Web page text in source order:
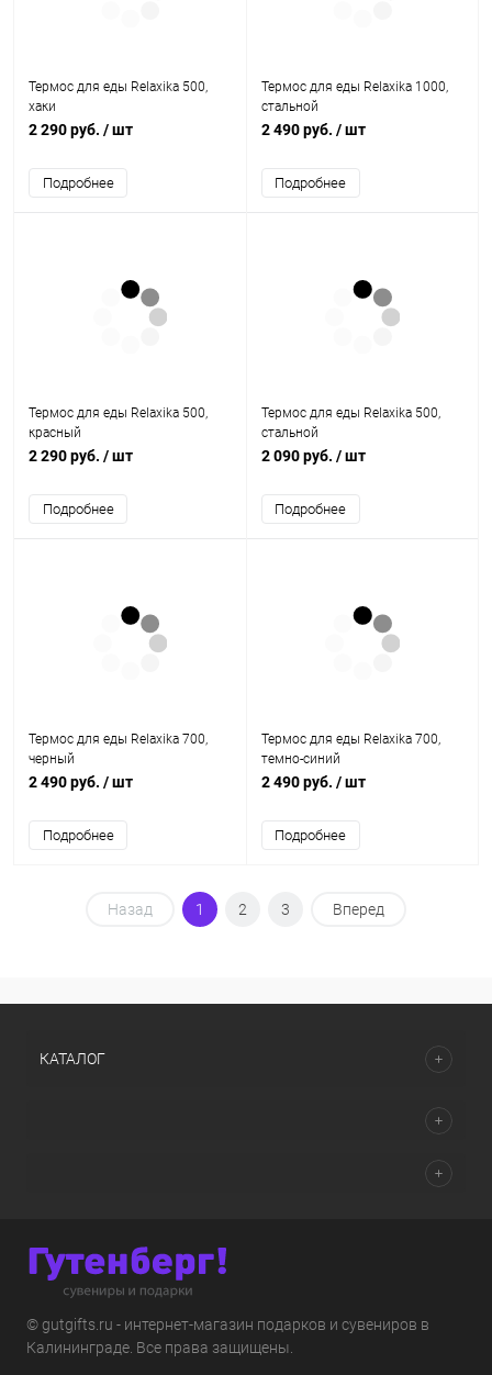
Термос для еды Relaxika 500,
хаки
2 290 руб. / шт
Подробнее
Термос для еды Relaxika 1000,
стальной
2 490 руб. / шт
Подробнее
Термос для еды Relaxika 500,
красный
2 290 руб. / шт
Подробнее
Термос для еды Relaxika 500,
стальной
2 090 руб. / шт
Подробнее
Термос для еды Relaxika 700,
черный
2 490 руб. / шт
Подробнее
Термос для еды Relaxika 700,
темно-синий
2 490 руб. / шт
Подробнее
Назад 1 2 3 Вперед
КАТАЛОГ
© gutgifts.ru - интернет-магазин подарков и сувениров в
Калининграде. Все права защищены.